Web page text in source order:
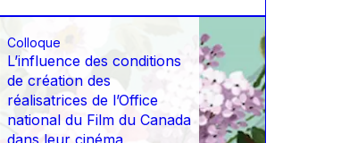
Colloque
L’influence des conditions
de création des
réalisatrices de l’Office
national du Film du Canada